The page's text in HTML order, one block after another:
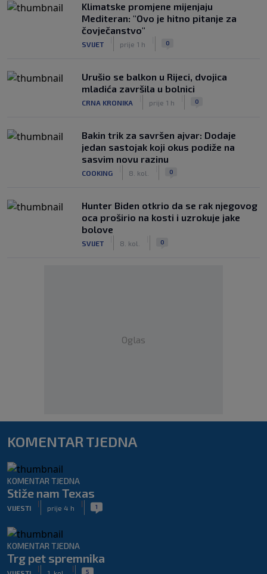
Klimatske promjene mijenjaju
Mediteran: "Ovo je hitno pitanje za
čovječanstvo"
SVIJET prije 1 h 0
Urušio se balkon u Rijeci, dvojica
mladića završila u bolnici
CRNA KRONIKA prije 1 h 0
Bakin trik za savršen ajvar: Dodaje
jedan sastojak koji okus podiže na
sasvim novu razinu
COOKING 8. kol. 0
Hunter Biden otkrio da se rak njegovog
oca proširio na kosti i uzrokuje jake
bolove
SVIJET 8. kol. 0
Oglas
KOMENTAR TJEDNA
KOMENTAR TJEDNA
Stiže nam Texas
VIJESTI
|
prije 4 h
| 1
KOMENTAR TJEDNA
Trg pet spremnika
| | 5